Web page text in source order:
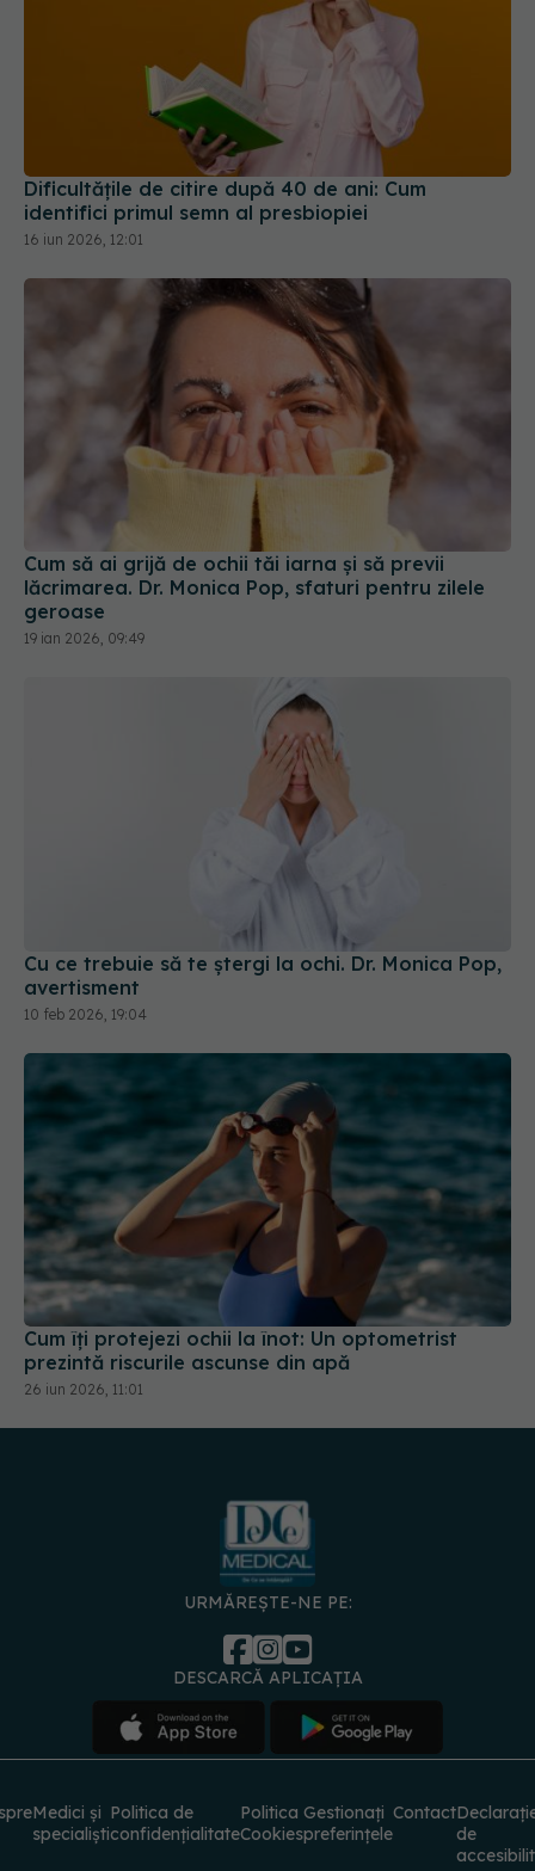
Dificultățile de citire după 40 de ani: Cum
identifici primul semn al presbiopiei
16 iun 2026, 12:01
Cum să ai grijă de ochii tăi iarna și să previi
lăcrimarea. Dr. Monica Pop, sfaturi pentru zilele
geroase
19 ian 2026, 09:49
Cu ce trebuie să te ștergi la ochi. Dr. Monica Pop,
avertisment
10 feb 2026, 19:04
Cum îți protejezi ochii la înot: Un optometrist
prezintă riscurile ascunse din apă
26 iun 2026, 11:01
URMĂREȘTE-NE PE:
DESCARCĂ APLICAȚIA
Medici și
specialiști
Politica de
confidențialitate
Politica
Cookies
Gestionați
preferințele
Contact
de